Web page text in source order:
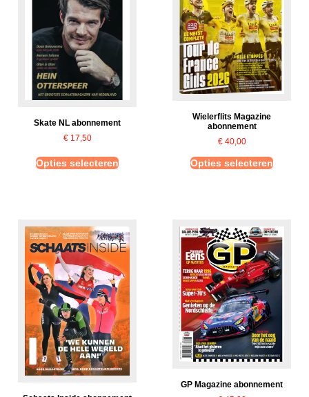
Skate NL abonnement
€17,50
Opties selecteren
Wielerflits Magazine
abonnement
€40,00
Opties selecteren
GP Magazine abonnement